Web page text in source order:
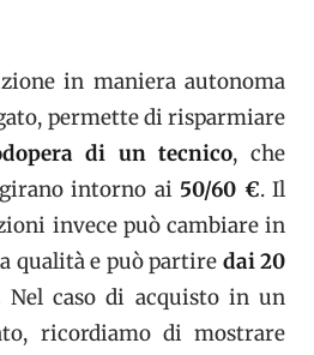
in maniera autonoma
permette di risparmiare
di un tecnico, che
intorno ai 50/60 €. Il
invece può cambiare in
qualità e può partire dai 20
Nel caso di acquisto in un
ricordiamo di mostrare